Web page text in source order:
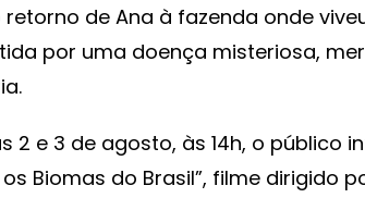
retorno de Ana à fazenda onde
por uma doença misteriosa,
2 e 3 de agosto, às 14h, o público
os Biomas do Brasil”, filme dirigido